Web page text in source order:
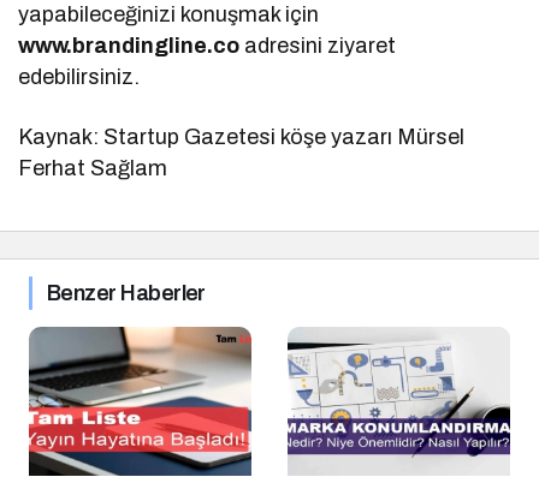
yapabileceğinizi konuşmak için
www.brandingline.co adresini ziyaret
edebilirsiniz.
Kaynak: Startup Gazetesi köşe yazarı Mürsel
Ferhat Sağlam
Benzer Haberler